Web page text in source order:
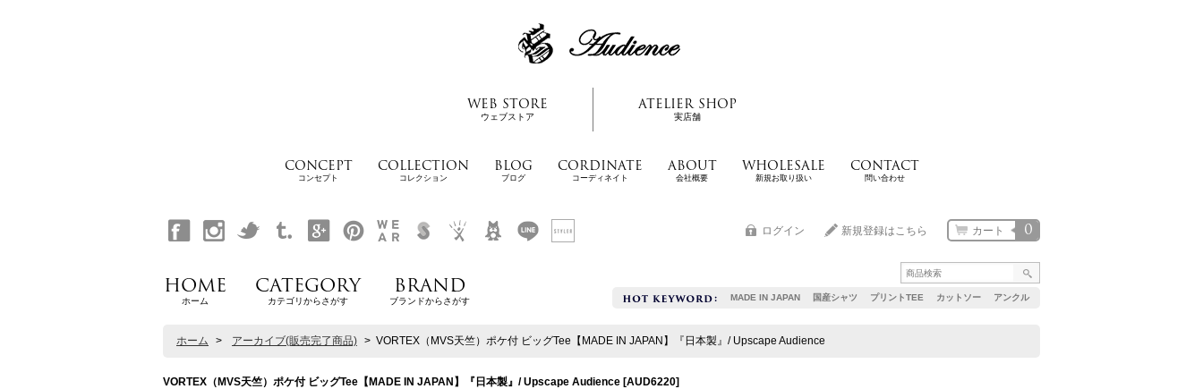
WEB STORE
ウェブストア
ATELIER SHOP
実店舗
CONCEPT
コンセプト
COLLECTION
コレクション
BLOG
ブログ
CORDINATE
コーディネイト
ABOUT
会社概要
WHOLESALE
新規お取り扱い
CONTACT
問い合わせ
MADE IN JAPAN 国産シャツ プリントTEE カットソー アンクル
0
カート
ログイン 新規登録はこちら
HOME
ホーム
CATEGORY
カテゴリからさがす
BRAND
ブランドからさがす
ホーム > アーカイブ(販売完了商品) > VORTEX（MVS天竺）ポケ付 ビッグTee【MADE IN JAPAN】『日本製』/ Upscape Audience
VORTEX（MVS天竺）ポケ付 ビッグTee【MADE IN JAPAN】『日本製』/ Upscape Audience [AUD6220]